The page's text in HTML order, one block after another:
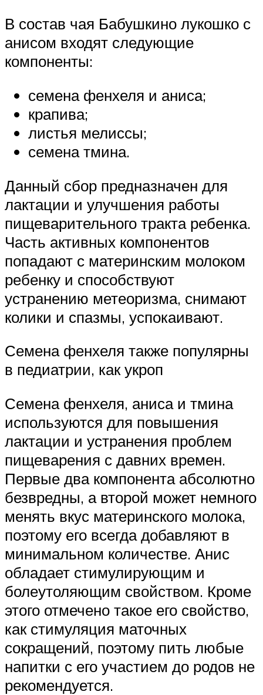
В состав чая Бабушкино лукошко с
анисом входят следующие
компоненты:
семена фенхеля и аниса;
крапива;
листья мелиссы;
семена тмина.
Данный сбор предназначен для
лактации и улучшения работы
пищеварительного тракта ребенка.
Часть активных компонентов
попадают с материнским молоком
ребенку и способствуют
устранению метеоризма, снимают
колики и спазмы, успокаивают.
Семена фенхеля также популярны
в педиатрии, как укроп
Семена фенхеля, аниса и тмина
используются для повышения
лактации и устранения проблем
пищеварения с давних времен.
Первые два компонента абсолютно
безвредны, а второй может немного
менять вкус материнского молока,
поэтому его всегда добавляют в
минимальном количестве. Анис
обладает стимулирующим и
болеутоляющим свойством. Кроме
этого отмечено такое его свойство,
как стимуляция маточных
сокращений, поэтому пить любые
напитки с его участием до родов не
рекомендуется.